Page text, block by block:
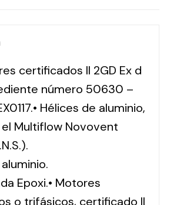
certificados II 2GD Ex d
número 50630 –
Hélices de aluminio,
Multiflow Novovent
Epoxi.• Motores
o trifásicos, certificado II